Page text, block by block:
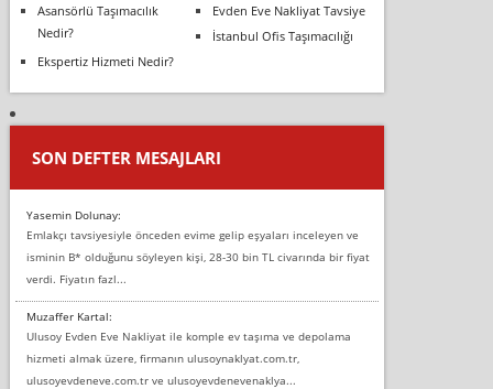
Asansörlü Taşımacılık
Nedir?
Evden Eve Nakliyat Tavsiye
İstanbul Ofis Taşımacılığı
Ekspertiz Hizmeti Nedir?
SON DEFTER MESAJLARI
Yasemin Dolunay:
Emlakçı tavsiyesiyle önceden evime gelip eşyaları inceleyen ve
isminin B* olduğunu söyleyen kişi, 28-30 bin TL civarında bir fiyat
verdi. Fiyatın fazl...
Muzaffer Kartal:
Ulusoy Evden Eve Nakliyat ile komple ev taşıma ve depolama
hizmeti almak üzere, firmanın ulusoynaklyat.com.tr,
ulusoyevdeneve.com.tr ve ulusoyevdenevenaklya...